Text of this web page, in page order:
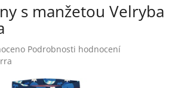
s manžetou Velryba
Podrobnosti hodnocení